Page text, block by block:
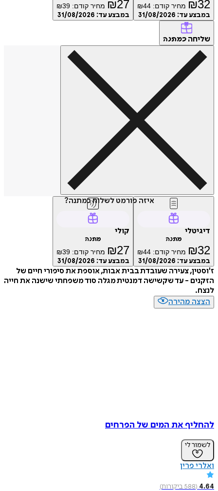
₪32 מחיר קודם: ₪44
במבצע עד: 31/08/2026
₪27 מחיר קודם: ₪39
במבצע עד: 31/08/2026
שליחה כמתנה
איזה פורמט לשלוח כמתנה?
דיגיטלי
מתנה
₪32 מחיר קודם: ₪44
במבצע עד: 31/08/2026
קולי
מתנה
₪27 מחיר קודם: ₪39
במבצע עד: 31/08/2026
ז'וסטין, צעירה שעובדת בבית אבות, אוספת את סיפורי חיים של
הזקנים - עד שקשישה דמנטית מגלה סוד משפחתי שישנה את חייה
לנצח.
הצצה מהירה
להחליף את המים של הפרחים
לשמור לי
ואלרי פרין
4.64
(
588ביקורות)